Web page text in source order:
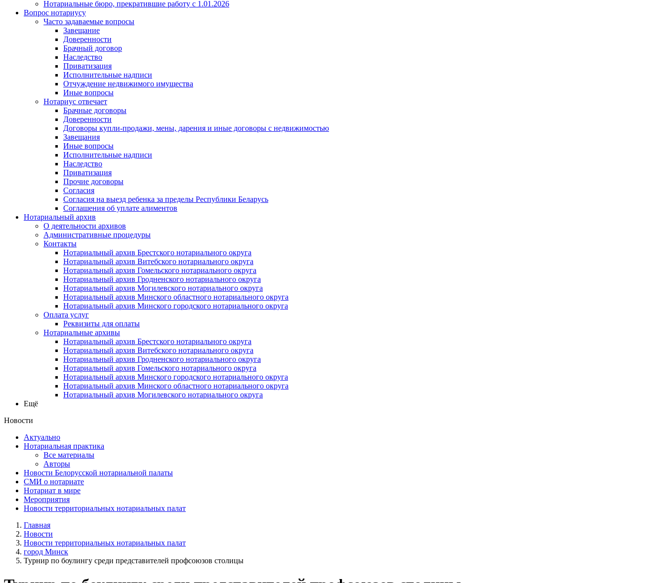
Нотариальные бюро, прекратившие работу с 1.01.2026
Вопрос нотариусу
Часто задаваемые вопросы
Завещание
Доверенности
Брачный договор
Наследство
Приватизация
Исполнительные надписи
Отчуждение недвижимого имущества
Иные вопросы
Нотариус отвечает
Брачные договоры
Доверенности
Договоры купли-продажи, мены, дарения и иные договоры с недвижимостью
Завещания
Иные вопросы
Исполнительные надписи
Наследство
Приватизация
Прочие договоры
Согласия
Согласия на выезд ребенка за пределы Республики Беларусь
Соглашения об уплате алиментов
Нотариальный архив
О деятельности архивов
Административные процедуры
Контакты
Нотариальный архив Брестского нотариального округа
Нотариальный архив Витебского нотариального округа
Нотариальный архив Гомельского нотариального округа
Нотариальный архив Гродненского нотариального округа
Нотариальный архив Могилевского нотариального округа
Нотариальный архив Минского областного нотариального округа
Нотариальный архив Минского городского нотариального округа
Оплата услуг
Реквизиты для оплаты
Нотариальные архивы
Нотариальный архив Брестского нотариального округа
Нотариальный архив Витебского нотариального округа
Нотариальный архив Гродненского нотариального округа
Нотариальный архив Гомельского нотариального округа
Нотариальный архив Минского городского нотариального округа
Нотариальный архив Минского областного нотариального округа
Нотариальный архив Могилевского нотариального округа
Ещё
Новости
Актуально
Нотариальная практика
Все материалы
Авторы
Новости Белорусской нотариальной палаты
СМИ о нотариате
Нотариат в мире
Мероприятия
Новости территориальных нотариальных палат
Главная
Новости
Новости территориальных нотариальных палат
город Минск
Турнир по боулингу среди представителей профсоюзов столицы